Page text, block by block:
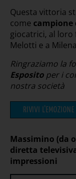
Questa vittoria
come campione
giocatrici, al loro
Melotti e a
Ringraziamo la
Esposito per i
nostra società
RIVIVI
Massimino (da
diretta
impressioni